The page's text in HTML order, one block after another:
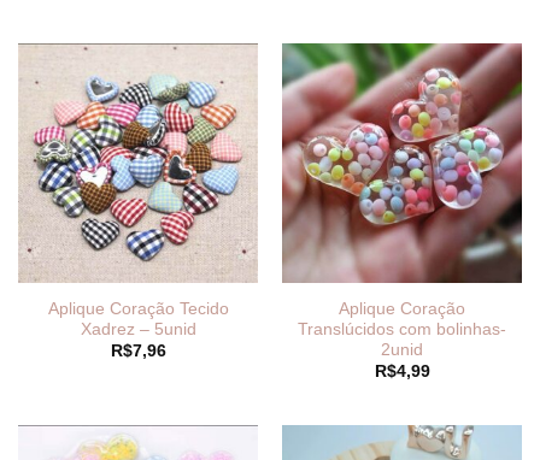
Aplique Coração Tecido
Xadrez – 5unid
R$7,96
Aplique Coração
Translúcidos com bolinhas-
2unid
R$4,99